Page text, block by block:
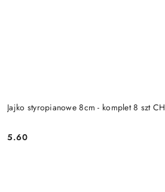
Jajko styropianowe 8cm - komplet 8 szt CH
Cena:
5.60